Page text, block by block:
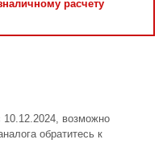
расчету
10.12.2024, возможно
обратитесь к